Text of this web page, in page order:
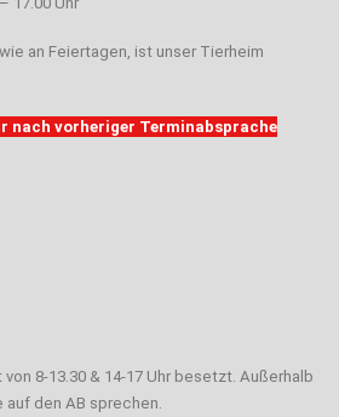
an Feiertagen, ist unser Tierheim
nach vorheriger Terminabsprache
8-13.30 & 14-17 Uhr besetzt. Außerhalb
den AB sprechen.